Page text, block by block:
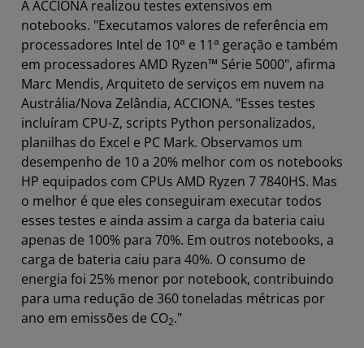
A ACCIONA realizou testes extensivos em
notebooks. "Executamos valores de referência em
processadores Intel de 10a e 11a geração e também
em processadores AMD Ryzen™ Série 5000", afirma
Marc Mendis, Arquiteto de serviços em nuvem na
Austrália/Nova Zelândia, ACCIONA. "Esses testes
incluíram CPU-Z, scripts Python personalizados,
planilhas do Excel e PC Mark. Observamos um
desempenho de 10 a 20% melhor com os notebooks
HP equipados com CPUs AMD Ryzen 7 7840HS. Mas
o melhor é que eles conseguiram executar todos
esses testes e ainda assim a carga da bateria caiu
apenas de 100% para 70%. Em outros notebooks, a
carga de bateria caiu para 40%. O consumo de
energia foi 25% menor por notebook, contribuindo
para uma redução de 360 toneladas métricas por
ano em emissões de CO2."